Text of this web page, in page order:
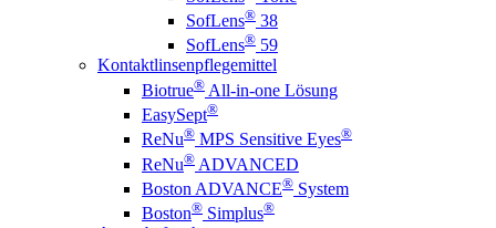
SofLens® 38
SofLens® 59
Kontaktlinsenpflegemittel
Biotrue® All-in-one Lösung
EasySept®
ReNu® MPS Sensitive Eyes®
ReNu® ADVANCED
Boston ADVANCE® System
Boston® Simplus®